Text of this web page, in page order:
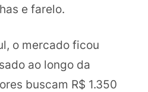
e farelo.
o mercado ficou
ao longo da
buscam R$ 1.350